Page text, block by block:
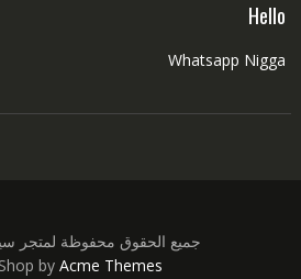
Hello
Whatsapp Nigga
جميع الحقوق محفوظة لمتجر
by Acme Themes